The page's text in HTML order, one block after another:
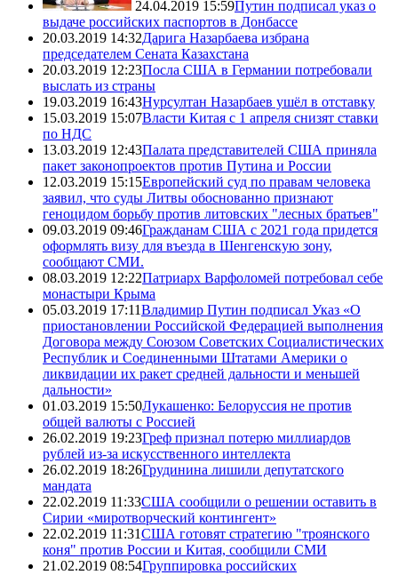
24.04.2019 15:59Путин подписал указ о
выдаче российских паспортов в Донбассе
20.03.2019 14:32Дарига Назарбаева избрана
председателем Сената Казахстана
20.03.2019 12:23Посла США в Германии потребовали
выслать из страны
19.03.2019 16:43Нурсултан Назарбаев ушёл в отставку
15.03.2019 15:07Власти Китая с 1 апреля снизят ставки
по НДС
13.03.2019 12:43Палата представителей США приняла
пакет законопроектов против Путина и России
12.03.2019 15:15Европейский суд по правам человека
заявил, что суды Литвы обоснованно признают
геноцидом борьбу против литовских "лесных братьев"
09.03.2019 09:46Гражданам США с 2021 года придется
оформлять визу для въезда в Шенгенскую зону,
сообщают СМИ.
08.03.2019 12:22Патриарх Варфоломей потребовал себе
монастыри Крыма
05.03.2019 17:11Владимир Путин подписал Указ «О
приостановлении Российской Федерацией выполнения
Договора между Союзом Советских Социалистических
Республик и Соединенными Штатами Америки о
ликвидации их ракет средней дальности и меньшей
дальности»
01.03.2019 15:50Лукашенко: Белоруссия не против
общей валюты с Россией
26.02.2019 19:23Греф признал потерю миллиардов
рублей из-за искусственного интеллекта
26.02.2019 18:26Грудинина лишили депутатского
мандата
22.02.2019 11:33США сообщили о решении оставить в
Сирии «миротворческий контингент»
22.02.2019 11:31США готовят стратегию "троянского
коня" против России и Китая, сообщили СМИ
21.02.2019 08:54Группировка российских